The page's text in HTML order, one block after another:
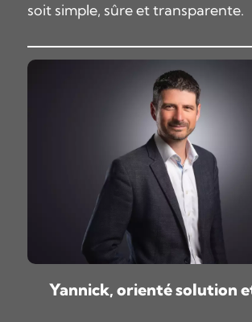
soit simple, sûre et transparente.
Yannick, orienté solution